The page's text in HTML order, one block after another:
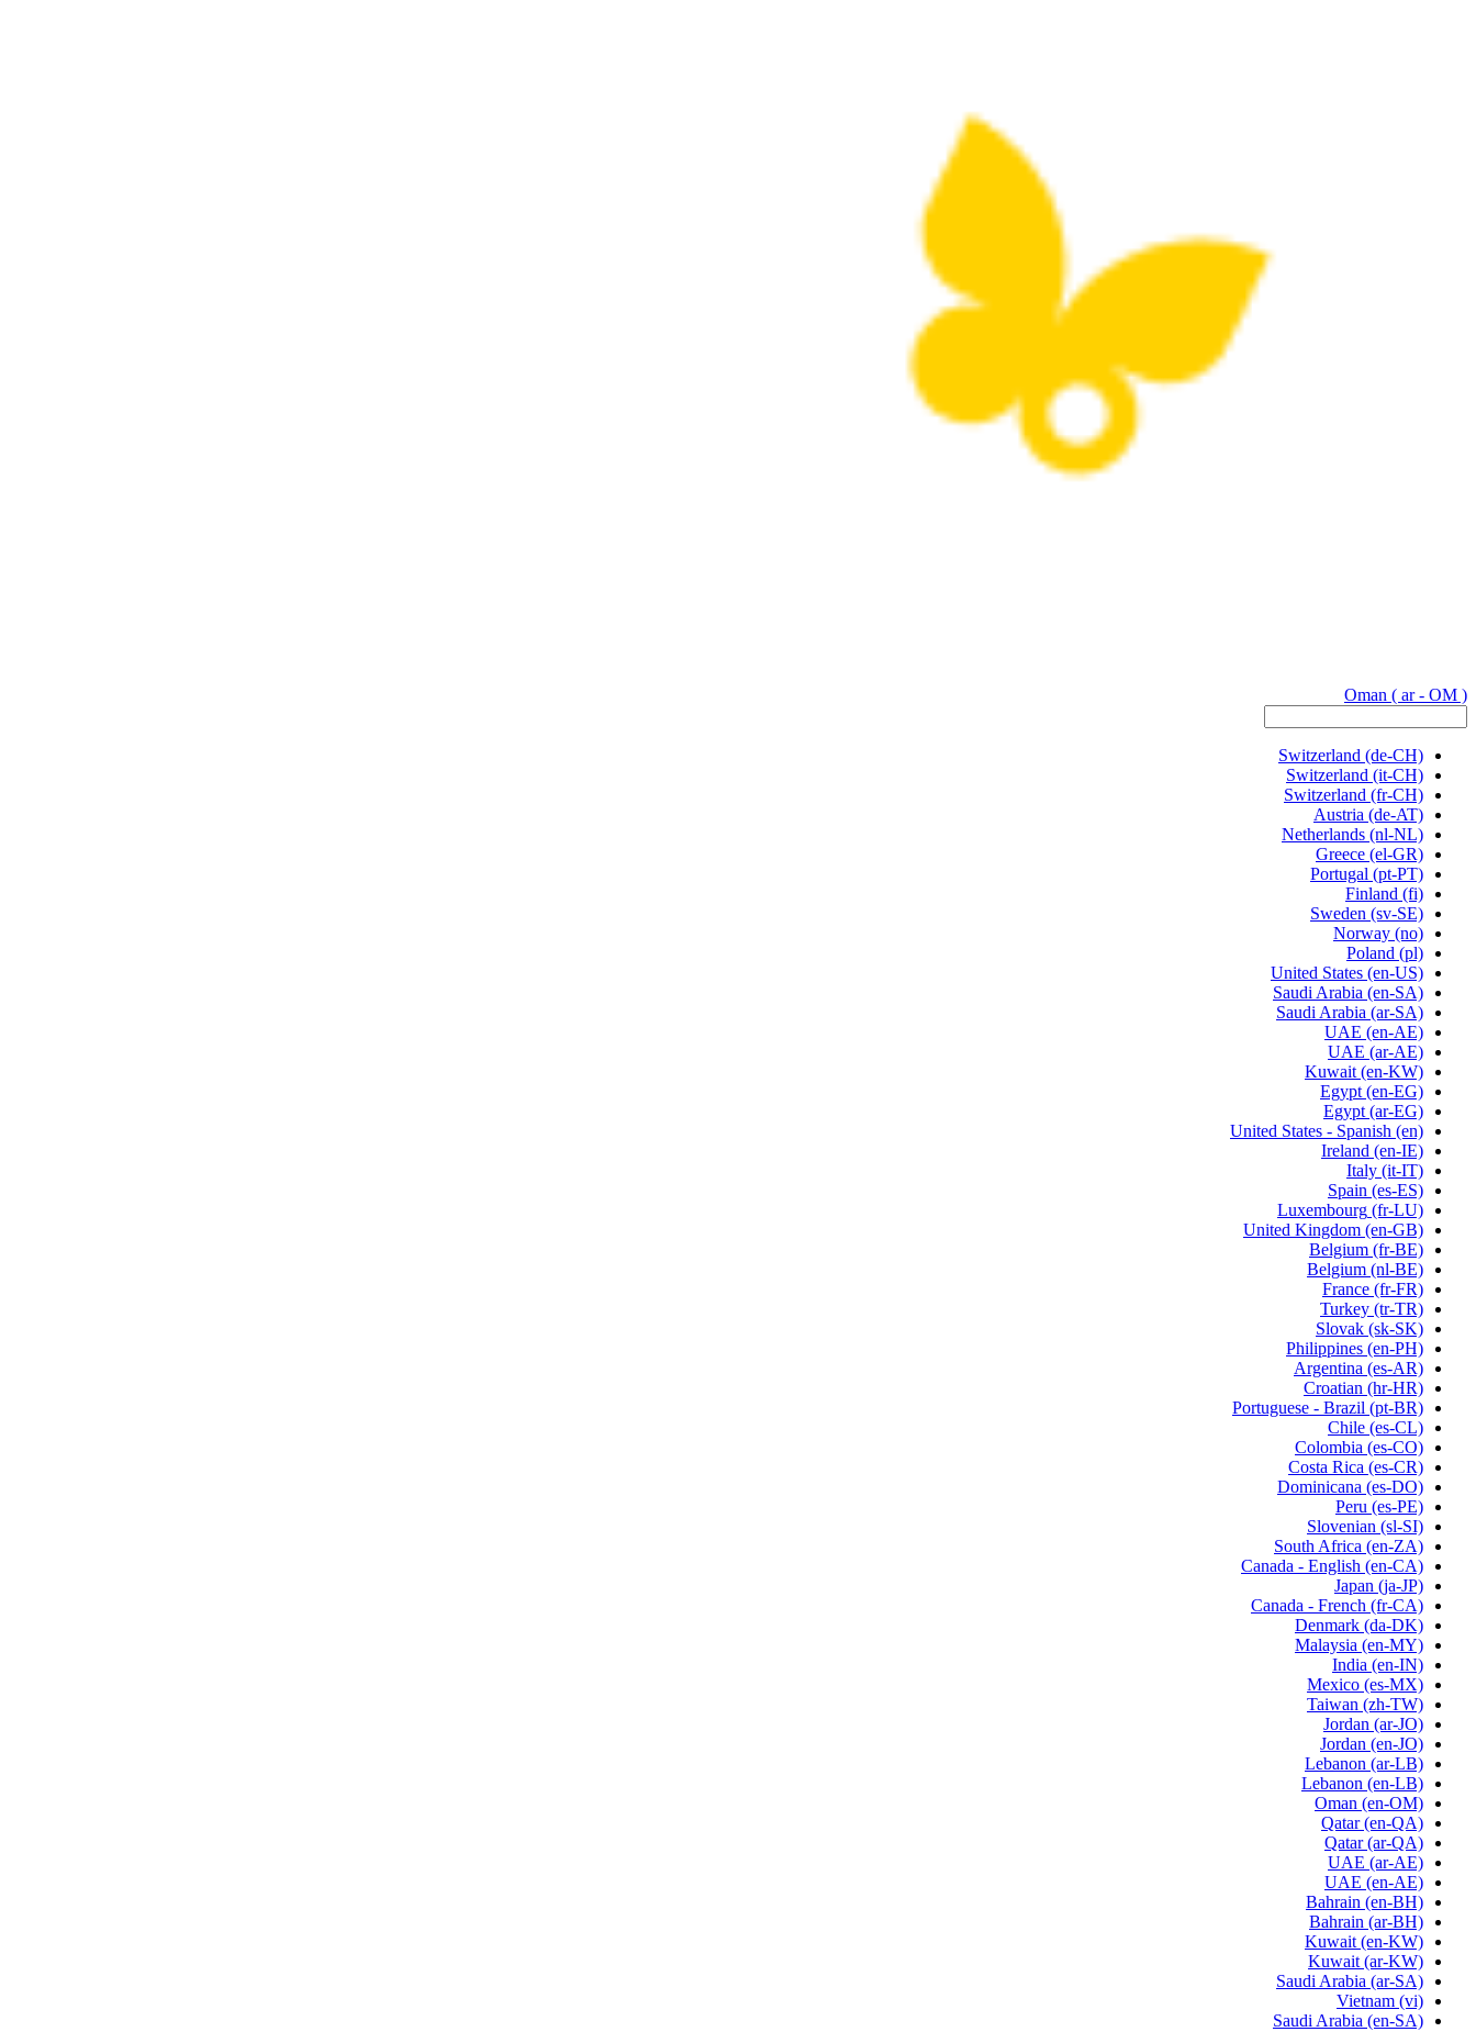
Oman ( ar - OM )
Switzerland (de-CH)
Switzerland (it-CH)
Switzerland (fr-CH)
Austria (de-AT)
Netherlands (nl-NL)
Greece (el-GR)
Portugal (pt-PT)
Finland (fi)
Sweden (sv-SE)
Norway (no)
Poland (pl)
United States (en-US)
Saudi Arabia (en-SA)
Saudi Arabia (ar-SA)
UAE (en-AE)
UAE (ar-AE)
Kuwait (en-KW)
Egypt (en-EG)
Egypt (ar-EG)
United States - Spanish (en)
Ireland (en-IE)
Italy (it-IT)
Spain (es-ES)
Luxembourg (fr-LU)
United Kingdom (en-GB)
Belgium (fr-BE)
Belgium (nl-BE)
France (fr-FR)
Turkey (tr-TR)
Slovak (sk-SK)
Philippines (en-PH)
Argentina (es-AR)
Croatian (hr-HR)
Portuguese - Brazil (pt-BR)
Chile (es-CL)
Colombia (es-CO)
Costa Rica (es-CR)
Dominicana (es-DO)
Peru (es-PE)
Slovenian (sl-SI)
South Africa (en-ZA)
Canada - English (en-CA)
Japan (ja-JP)
Canada - French (fr-CA)
Denmark (da-DK)
Malaysia (en-MY)
India (en-IN)
Mexico (es-MX)
Taiwan (zh-TW)
Jordan (ar-JO)
Jordan (en-JO)
Lebanon (ar-LB)
Lebanon (en-LB)
Oman (en-OM)
Qatar (en-QA)
Qatar (ar-QA)
UAE (ar-AE)
UAE (en-AE)
Bahrain (en-BH)
Bahrain (ar-BH)
Kuwait (en-KW)
Kuwait (ar-KW)
Saudi Arabia (ar-SA)
Vietnam (vi)
Saudi Arabia (en-SA)